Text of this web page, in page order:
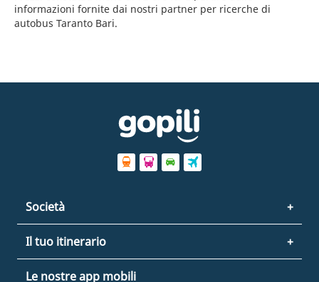
informazioni fornite dai nostri partner per ricerche di
autobus Taranto Bari.
Società
Il tuo itinerario
Le nostre app mobili